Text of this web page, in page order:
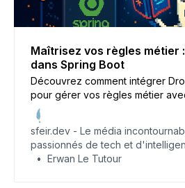
Maîtrisez vos règles métier
dans Spring Boot
Découvrez comment intégrer
pour gérer vos règles métier
travers un cas pratique bancaire,
configurer Drools, appliquer des
et booster la modularité de vos
dans ce guide complet pour
sfeir.dev - Le média
passionnés de tech et
Erwan Le Tutour